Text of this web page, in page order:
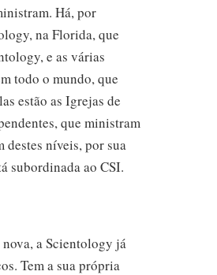
Há, por
na Florida, que
e as várias
todo o mundo, que
estão as Igrejas de
que ministram
destes níveis, por sua
subordinada ao CSI.
a Scientology já
Tem a sua própria